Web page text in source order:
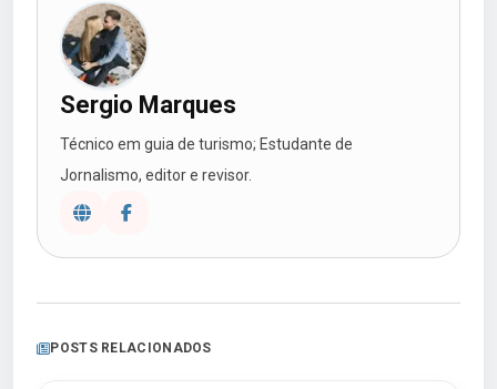
Sergio Marques
Técnico em guia de turismo; Estudante de
Jornalismo, editor e revisor.
POSTS RELACIONADOS